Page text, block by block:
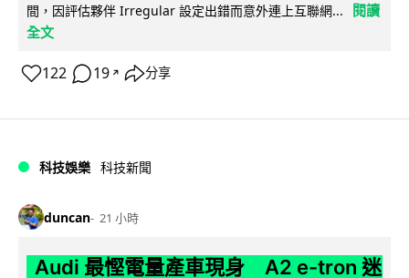
間，因評估夥伴 Irregular 設定出錯而意外連上互聯網...
閱讀
全文
122 19 ↗ 分享
科技娛樂 科技新聞
duncan 21 小時
Audi 最慳電量產車現身 A2 e-tron 迷